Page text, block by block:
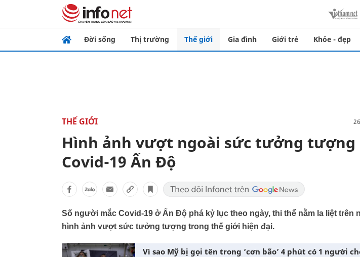
Đời sống Thị trường Thế giới Gia đình Giới trẻ Khỏe - đẹp
THẾ GIỚI
Hình ảnh vượt ngoài sức tưởng tượng
Covid-19 Ấn Độ
Số người mắc Covid-19 ở Ấn Độ phá kỷ lục theo ngày, thi thể nằm la liệt trên
hình ảnh vượt sức tưởng tượng trong thế giới hiện đại.
Vì sao Mỹ bị gọi tên trong ‘cơn bão’ 4 phút có 1 người